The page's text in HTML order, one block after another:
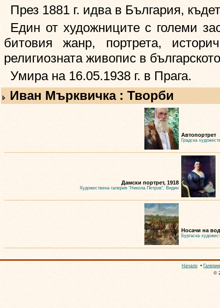
През 1881 г. идва в България,
Един от художниците с големи
битовия жанр, портрета,
религиозната живопис в
Умира на 16.05.1938 г. в Прага.
Иван Мърквичка : Творби
Автопортрет
Градска
Дамски портрет, 1918
Художествена галерия "Никола Петров", Видин
Носачи на
Бургаска
Начало • Галерии
©